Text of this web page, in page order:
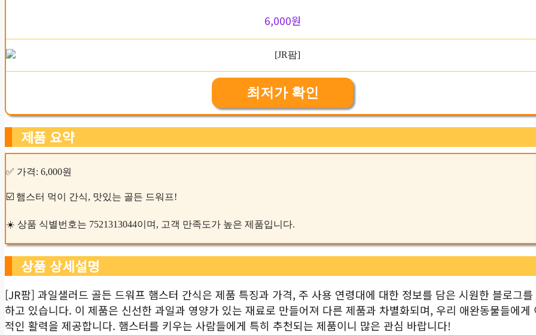
6,000원
최저가 확인
제품 요약
✅ 가격: 6,000원
☑️ 햄스터 먹이 간식, 맛있는 골든 드워프!
☀️ 상품 식별번호는 7521313044이며, 고객 만족도가 높은 제품입니다.
상품 상세설명
[JR팜] 과일샐러드 골든 드워프 햄스터 간식은 제품 특징과 가격, 주 사용 연령대에 대한 정보를 담은 시원한 블로그를
하고 있습니다. 이 제품은 신선한 과일과 영양가 있는 재료로 만들어져 다른 제품과 차별화되며, 우리 애완동물들에게
적인 활력을 제공합니다. 햄스터를 키우는 사람들에게 특히 추천되는 제품이니 많은 관심 바랍니다!